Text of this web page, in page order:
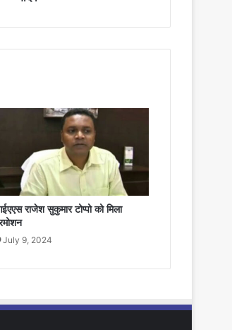
राजेश सुकुमार टोप्‍पो को मिला
July 9, 2024